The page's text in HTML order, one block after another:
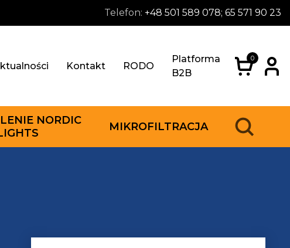
Telefon: +48 501 589 078; 65 571 90 23
Kontakt RODO
Platforma
B2B
0
NORDIC
MIKROFILTRACJA